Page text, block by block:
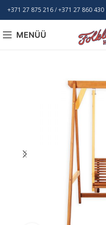
+371 27 875 216/ +371 27 860 430
MENÜÜ